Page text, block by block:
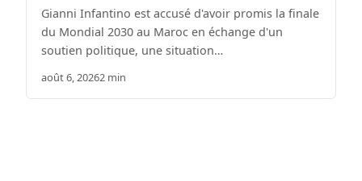
Gianni Infantino est accusé d'avoir promis la finale
du Mondial 2030 au Maroc en échange d'un
soutien politique, une situation…
août 6, 20262 min